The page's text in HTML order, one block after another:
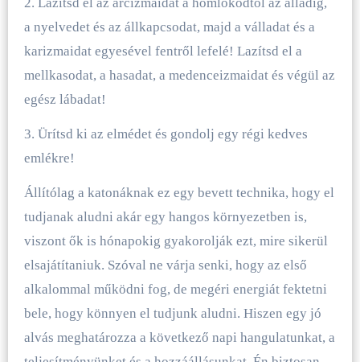
a nyelvedet és az állkapcsodat, majd a válladat és a
karizmaidat egyesével fentről lefelé! Lazítsd el a
mellkasodat, a hasadat, a medenceizmaidat és végül az
egész lábadat!
3. Ürítsd ki az elmédet és gondolj egy régi kedves
emlékre!
Állítólag a katonáknak ez egy bevett technika, hogy el
tudjanak aludni akár egy hangos környezetben is,
viszont ők is hónapokig gyakorolják ezt, mire sikerül
elsajátítaniuk. Szóval ne várja senki, hogy az első
alkalommal működni fog, de megéri energiát fektetni
bele, hogy könnyen el tudjunk aludni. Hiszen egy jó
alvás meghatározza a következő napi hangulatunkat, a